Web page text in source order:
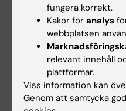
Kemetli L; Silfverdal L;
Dillner J; Törnberg S;
ARTICLE:
CANCER.
Risk of invasive
clinical investigation
abnormal cytology:
control study
fungera korrekt.
Kakor för analys
webbplatsen
relevant innehåll
plattformar.
Viss information kan
Genom att samtycka